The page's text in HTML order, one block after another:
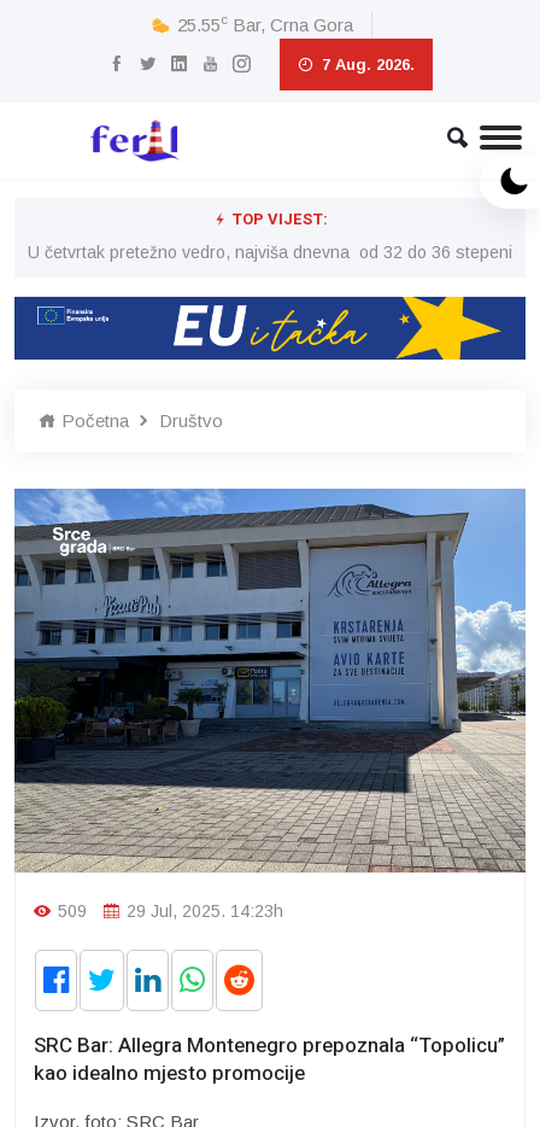
25.55c Bar, Crna Gora
7 Aug. 2026.
TOP VIJEST:
U četvrtak pretežno vedro, najviša dnevna od 32 do 36 stepeni
Početna Društvo
509 29 Jul, 2025. 14:23h
SRC Bar: Allegra Montenegro prepoznala “Topolicu”
kao idealno mjesto promocije
Izvor, foto: SRC Bar